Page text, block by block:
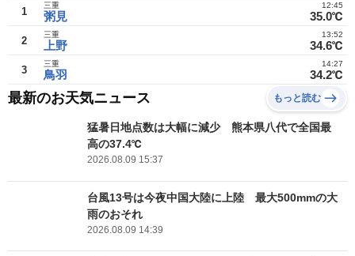
1 粥見
三重
35.0℃
12:45
2 上野
三重
34.6℃
13:52
3 鳥羽
三重
34.2℃
14:27
最新のお天気ニュース もっと読む
猛暑日地点数は大幅に減少 熊本県八代で全国最
高の37.4℃
2026.08.09 15:37
台風13号は今夜中国大陸に上陸 最大500mmの大
雨のおそれ
2026.08.09 14:39